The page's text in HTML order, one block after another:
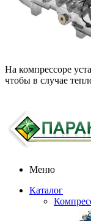
На компрессоре
чтобы в случае
Меню
Каталог